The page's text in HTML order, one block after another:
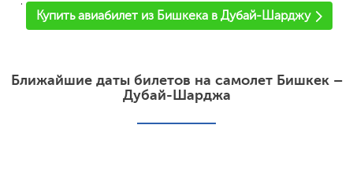
'
Купить авиабилет из Бишкека в Дубай-Шарджу
Ближайшие даты билетов на самолет Бишкек –
Дубай-Шарджа